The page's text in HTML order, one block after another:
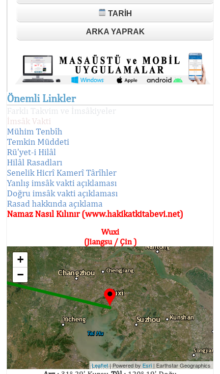
TARIH
ARKA YAPRAK
Önemli Linkler
Farklı Takvim ve İmsâkiyeler
İmsâk Vakti
Mühim Tenbîh
Temkin Müddeti
Rü'yet-i Hilâl
Hilâl Rasadları
Senelik Hicrî Kamerî Târîhler
Yanlış imsâk vakti açıklaması
Doğru imsâk vakti açıklaması
Rasad hakkında açıklama
Namaz Nasıl Kılınır (www.hakikatkitabevi.net)
Wuxi
(Jiangsu / Çin )
+
−
Leaflet| Powered by Esri | Earthstar Geographics